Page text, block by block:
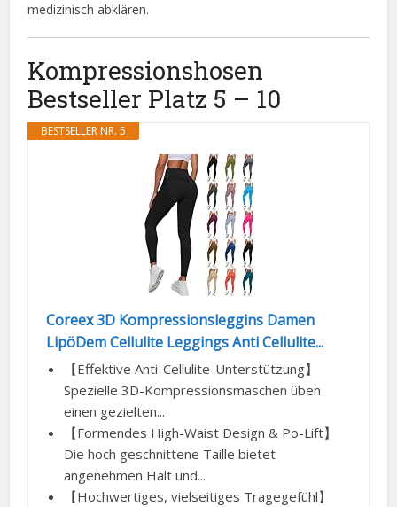
medizinisch abklären.
Kompressionshosen
Bestseller Platz 5 – 10
BESTSELLER NR. 5
Coreex 3D Kompressionsleggins Damen
LipöDem Cellulite Leggings Anti Cellulite...
【Effektive Anti-Cellulite-Unterstützung】
Spezielle 3D-Kompressionsmaschen üben
einen gezielten...
【Formendes High-Waist Design & Po-Lift】
Die hoch geschnittene Taille bietet
angenehmen Halt und...
【Hochwertiges, vielseitiges Tragegefühl】